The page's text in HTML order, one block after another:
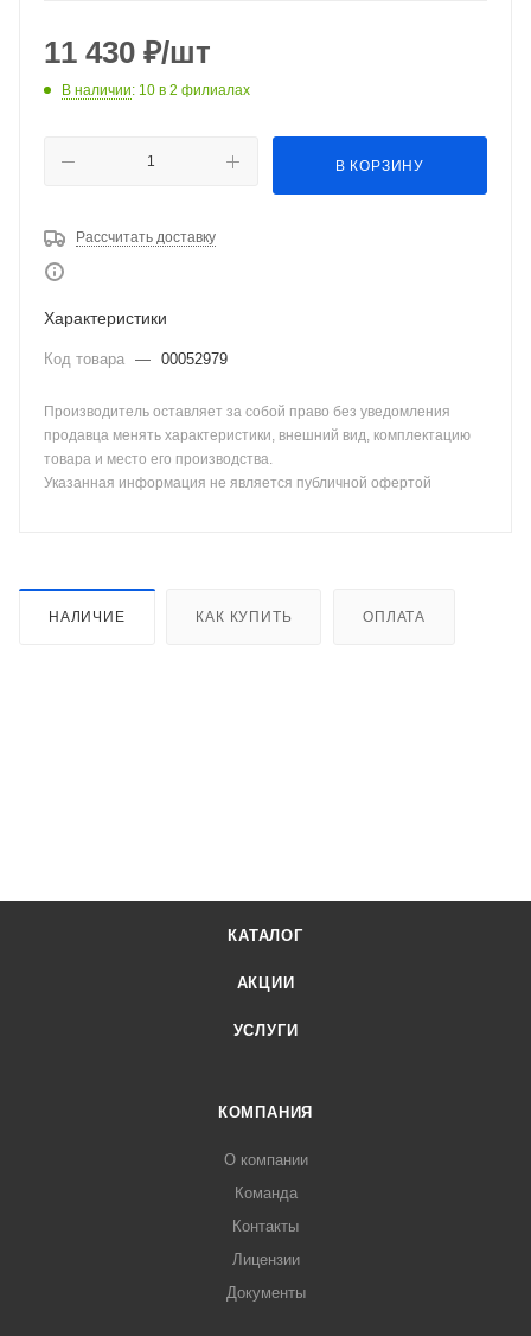
11 430 ₽/шт
В наличии: 10 в 2 филиалах
В КОРЗИНУ
Рассчитать доставку
Характеристики
Код товара — 00052979
Производитель оставляет за собой право без уведомления
продавца менять характеристики, внешний вид, комплектацию
товара и место его производства.
Указанная информация не является публичной офертой
НАЛИЧИЕ КАК КУПИТЬ ОПЛАТА
КАТАЛОГ
АКЦИИ
УСЛУГИ
КОМПАНИЯ
О компании
Команда
Контакты
Лицензии
Документы